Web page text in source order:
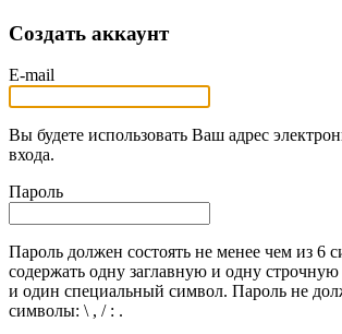
Создать аккаунт
E-mail
Вы будете использовать Ваш адрес
входа.
Пароль
Пароль должен состоять не менее чем из 6
содержать одну заглавную и одну
и один специальный символ. Пароль не
символы: \ , / : .